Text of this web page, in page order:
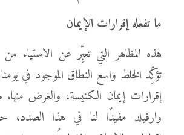
ما تفعله إقرارات الإيمان
هذه المظاهر التي تعبِّر عن الاستياء من
تؤكِّد الخلط واسع النطاق الموجود في
إقرارات إيمان الكنيسة، والغرض
وارفيلد مفيدًا لنا في هذا